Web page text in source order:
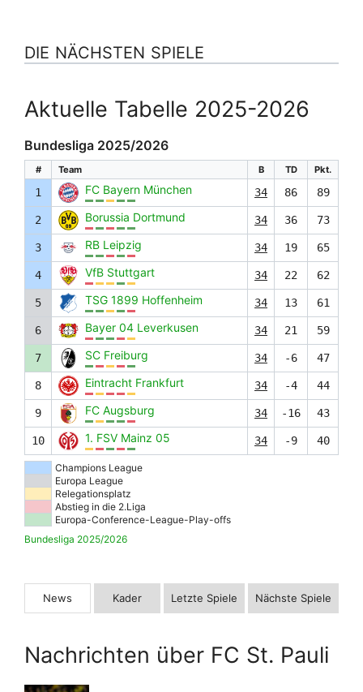
DIE NÄCHSTEN SPIELE
Aktuelle Tabelle 2025-2026
Bundesliga 2025/2026
# Team B TD Pkt.
1 FC Bayern München 34 86 89
2 Borussia Dortmund 34 36 73
3 RB Leipzig 34 19 65
4 VfB Stuttgart 34 22 62
5 TSG 1899 Hoffenheim 34 13 61
6 Bayer 04 Leverkusen 34 21 59
7 SC Freiburg 34 -6 47
8 Eintracht Frankfurt 34 -4 44
9 FC Augsburg 34 -16 43
10 1. FSV Mainz 05 34 -9 40
Champions League
Europa League
Relegationsplatz
Abstieg in die 2.Liga
Europa-Conference-League-Play-offs
Bundesliga 2025/2026
News Kader Letzte Spiele Nächste Spiele
Nachrichten über FC St. Pauli